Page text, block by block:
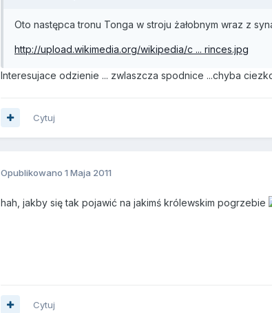
Oto następca tronu Tonga w stroju żałobnym wraz z
http://upload.wikimedia.org/wikipedia/c ... rinces.jpg
Interesujace odzienie ... zwlaszcza spodnice ...chyba
Cytuj
Opublikowano 1 Maja 2011
hah, jakby się tak pojawić na jakimś królewskim pogrzebie
Cytuj